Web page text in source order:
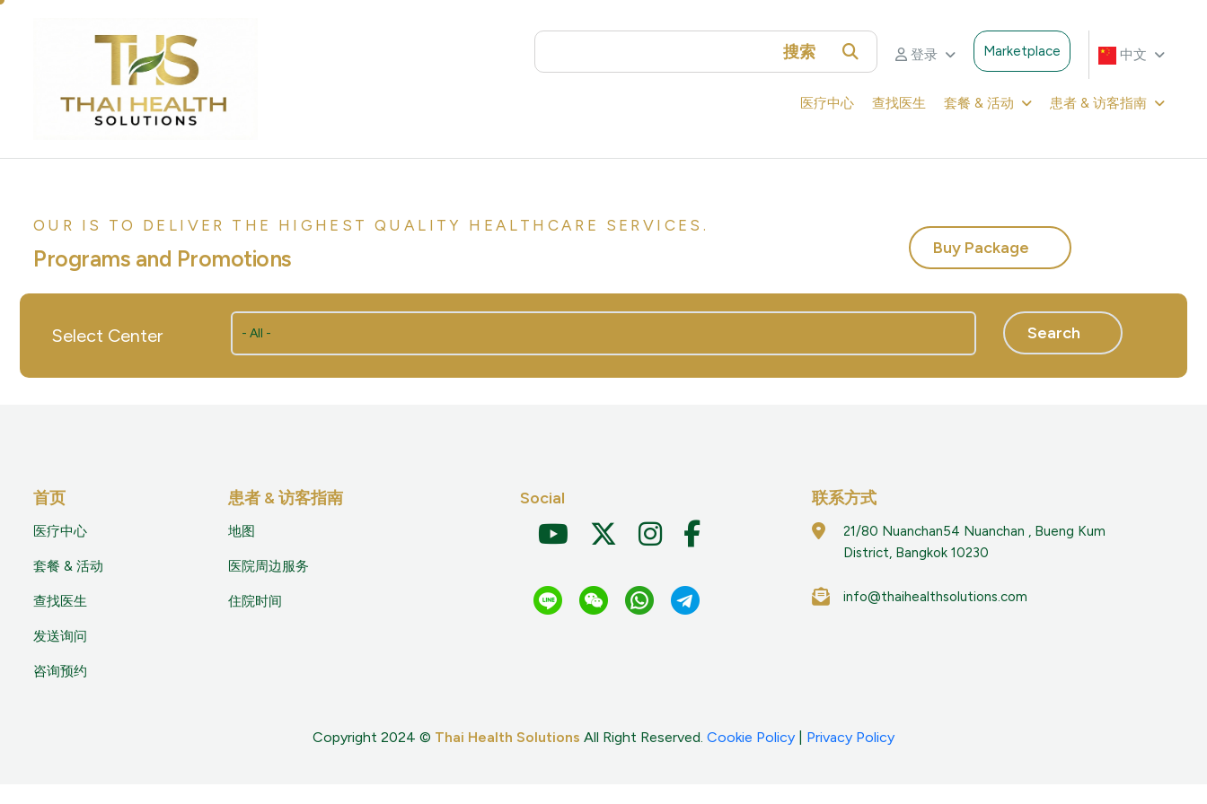
中文
Marketplace
登录
搜索
医疗中心 查找医生 套餐 & 活动 患者 & 访客指南
OUR IS TO DELIVER THE HIGHEST QUALITY HEALTHCARE SERVICES.
Programs and Promotions Buy Package
Select Center Search
首页
医疗中心
套餐 & 活动
查找医生
发送询问
咨询预约
患者 & 访客指南
地图
医院周边服务
住院时间
Social 联系方式
21/80 Nuanchan54 Nuanchan , Bueng Kum
District, Bangkok 10230
info@thaihealthsolutions.com
Copyright 2024 © Thai Health Solutions All Right Reserved. Cookie Policy Privacy Policy